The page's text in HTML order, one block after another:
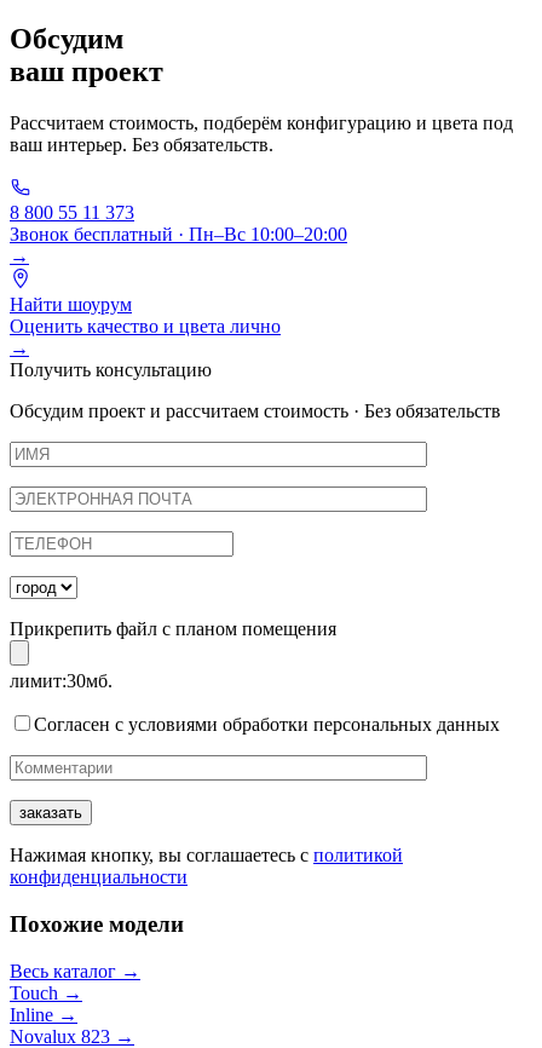
Обсудим
ваш проект
Рассчитаем стоимость, подберём конфигурацию и цвета под
ваш интерьер. Без обязательств.
8 800 55 11 373
Звонок бесплатный · Пн–Вс 10:00–20:00
→
Найти шоурум
Оценить качество и цвета лично
→
Получить консультацию
Обсудим проект и рассчитаем стоимость · Без обязательств
Прикрепить файл с планом помещения
лимит:30мб.
Согласен с условиями обработки персональных данных
Нажимая кнопку, вы соглашаетесь с политикой
конфиденциальности
Похожие модели
Весь каталог →
Touch →
Inline →
Novalux 823 →